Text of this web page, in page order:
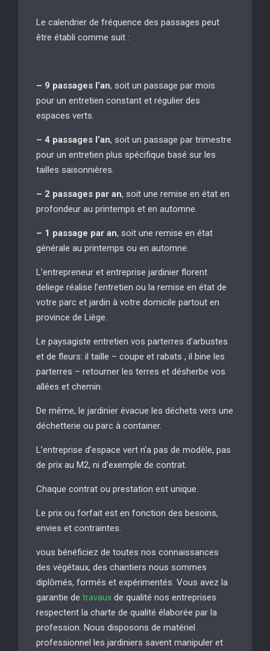
Le calendrier de fréquence des passages peut
être établi comme suit :
– 9 passages l’an, soit un passage par mois
pour un entretien constant et régulier des
espaces verts.
– 4 passages l’an, soit un passage par trimestre
pour un entretien plus spécifique basé sur les
tailles saisonnières.
– 2 passages par an, soit une remise en état en
profondeur au printemps et en automne.
– 1 passage par an, soit une remise en état
générale au printemps ou en automne.
L’entrepreneur et entreprise jardinier florent
deliege réalise l’entretien ou la remise en état de
votre parc et jardin à votre domicile partout en
province de Liège.
Le paysagiste entretien vos parterres d’arbustes
et de fleurs: il taille – coupe et rabats , il bine les
parterres – retourner les terres et désherbe vos
allées et chemin.
De même, le jardinier évacue les déchets vers une
déchetterie ou parc à container.
L’entreprise d’espace vert n’a pas de modèle, pas
de prix au M2, ni d’exemple de contrat.
Chaque contrat ou prestation est unique.
Le prix ou forfait est en fonction des besoins,
envies et contraintes.
vous bénéficiez de toutes nos connaissances
des végétaux, des chantiers nous sommes
diplômés, formés et expérimentés. Vous avez la
garantie de travaux de qualité nos entreprises
respectent la charte de qualité élaborée par la
profession. Nous disposons de matériel
professionnel les jardiniers savent manipuler et